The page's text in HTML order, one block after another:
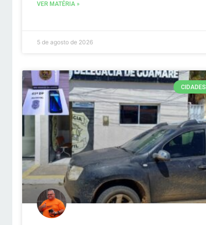
VER MATÉRIA »
5 de agosto de 2026
CIDADES